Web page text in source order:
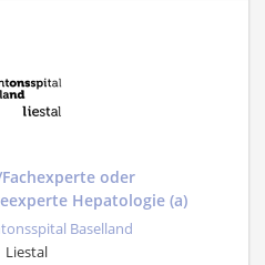
oder
Hepatologie (a)
Baselland
Liestal